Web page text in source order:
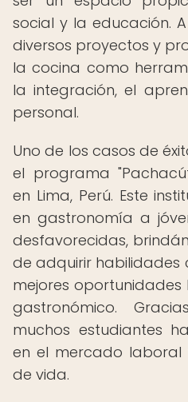
social y la educación.
diversos proyectos y
la cocina como
la integración, el
personal.
Uno de los casos de
el programa
en Lima, Perú. Este
en gastronomía a
desfavorecidas,
de adquirir habilidades
mejores
gastronómico.
muchos estudiantes
en el mercado
de vida.